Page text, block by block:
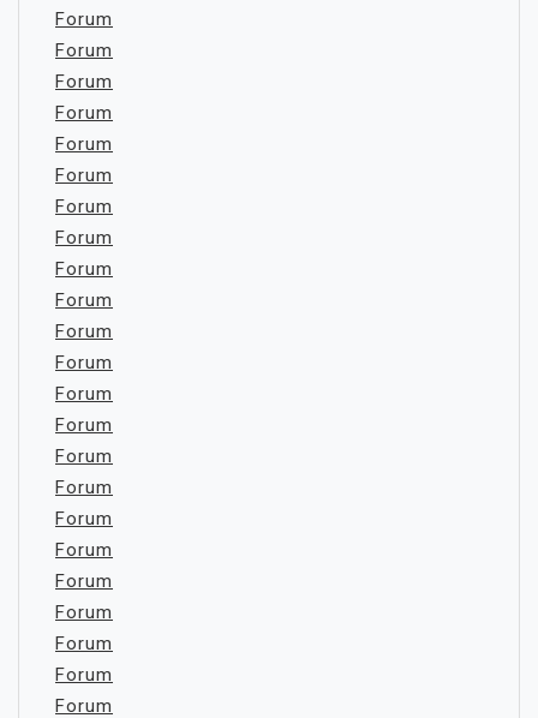
Forum
Forum
Forum
Forum
Forum
Forum
Forum
Forum
Forum
Forum
Forum
Forum
Forum
Forum
Forum
Forum
Forum
Forum
Forum
Forum
Forum
Forum
Forum